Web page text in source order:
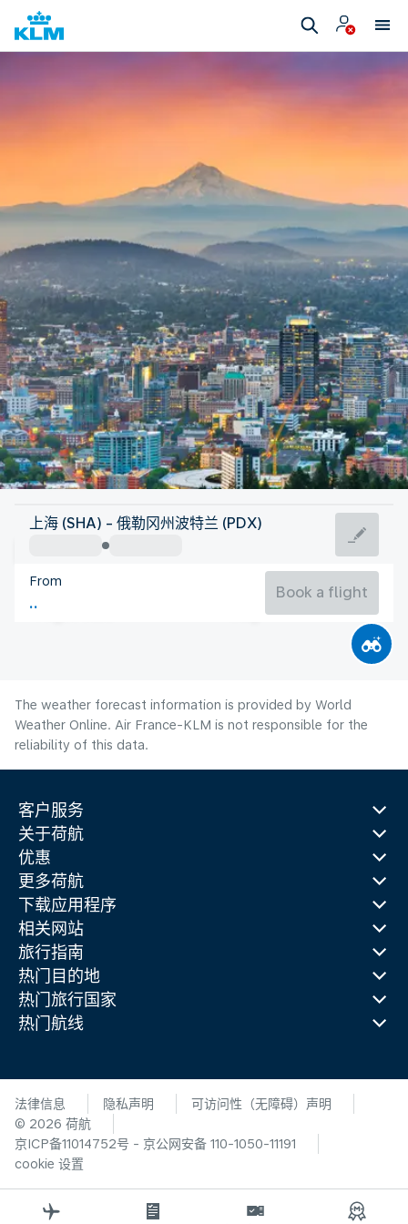
United States Of America
Portland, OR
United States Of America
Flight time
上海 (SHA) - 俄勒冈州波特兰 (PDX)
From
Book a flight
The weather forecast information is provided by World
Weather Online. Air France-KLM is not responsible for the
reliability of this data.
客户服务
关于荷航
优惠
更多荷航
下载应用程序
相关网站
旅行指南
热门目的地
热门旅行国家
热门航线
法律信息 隐私声明
可访问性（无障碍）声明
© 2026 荷航
京ICP备11014752号 - 京公网安备 110-1050-11191
cookie 设置